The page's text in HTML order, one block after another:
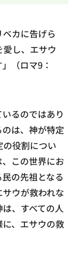
ベカに告げら
し、エサウ
（ロマ9：
るのではあり
は、神が特定
役割につい
この世界にお
の先祖となる
ウが救われな
、すべての人
、エサウの救